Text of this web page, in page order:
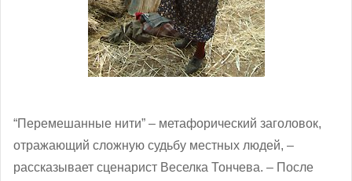
“Перемешанные нити” – метафорический заголовок,
отражающий сложную судьбу местных людей, ‒
рассказывает сценарист Веселка Тончева. ‒ После